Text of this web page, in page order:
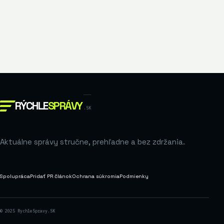
RÝCHLESPRÁVY .SK
Aktuálne správy stručne, prehľadne a bez zdržania.
SpoluprácaPridať PR článokOchrana súkromiaPodmienky
© 2025 RychleSpravy.SK